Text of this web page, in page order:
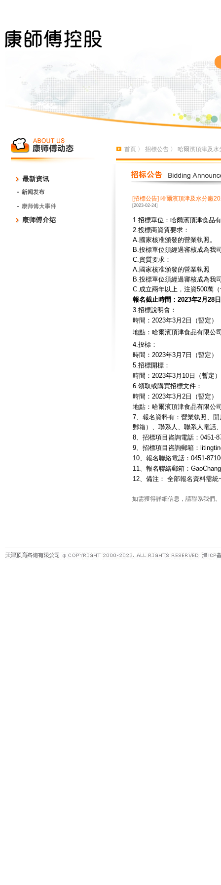
首頁 〉 招標公告 〉 哈爾濱頂津及
[招標公告] 哈爾濱頂津及水分廠
[2023-02-24]
1.招標單位：哈爾濱頂津食品
2.投標商資質要求：
A.國家核准頒發的營業執照。
B.投標單位須經過審核成為我
C.資質要求：
A.國家核准頒發的營業執照
B.投標單位須經過審核成為我
C.成立兩年以上，注資500萬
報名截止時間：2023年2月28日
3.招標說明會：
時間：2023年3月2日（暫定）
地點：哈爾濱頂津食品有限公
4.投標：
時間：2023年3月7日（暫定）
5.招標開標：
時間：2023年3月10日（暫定）
6.領取或購買招標文件：
時間：2023年3月2日（暫定）
地點：哈爾濱頂津食品有限公
7、報名資料有：營業執照、
郵箱）、聯系人、聯系人電話
8、招標項目咨詢電話：0451-
9、招標項目咨詢郵箱：
10、報名聯絡電話：0451-
11、報名聯絡郵箱：
12、備注： 全部報名資料需
如需獲得詳細信息，請聯系我們。